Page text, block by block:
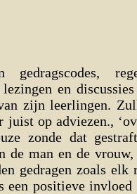
gedragscodes,
en
zijn leerlingen.
juist op adviezen.,
zonde dat
de man en de
gedragen zoals elk
een positieve